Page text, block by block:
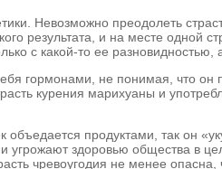
Невозможно преодолеть
результата, и на месте одной
с какой-то ее разновидностью,
гормонами, не понимая, что он
курения марихуаны и
продуктами, так он
угрожают здоровью общества в
чревоугодия не менее